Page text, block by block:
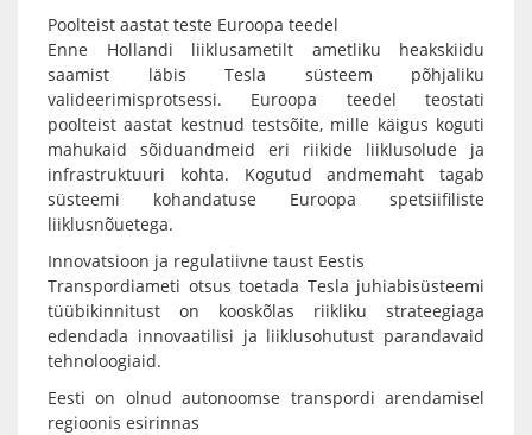
Poolteist aastat teste Euroopa teedel
Enne Hollandi liiklusametilt ametliku heakskiidu
saamist läbis Tesla süsteem põhjaliku
valideerimisprotsessi. Euroopa teedel teostati
poolteist aastat kestnud testsõite, mille käigus koguti
mahukaid sõiduandmeid eri riikide liiklusolude ja
infrastruktuuri kohta. Kogutud andmemaht tagab
süsteemi kohandatuse Euroopa spetsiifiliste
liiklusnõuetega.
Innovatsioon ja regulatiivne taust Eestis
Transpordiameti otsus toetada Tesla juhiabisüsteemi
tüübikinnitust on kooskõlas riikliku strateegiaga
edendada innovaatilisi ja liiklusohutust parandavaid
tehnoloogiaid.
Eesti on olnud autonoomse transpordi arendamisel
regioonis esirinnas